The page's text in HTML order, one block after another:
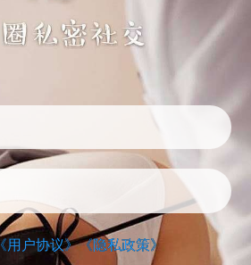
用户协议》《隐私政策》